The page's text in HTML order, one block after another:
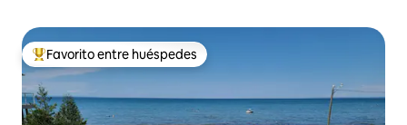
De los mejores en Favorito entre huéspedes
Favorito entre huéspedes